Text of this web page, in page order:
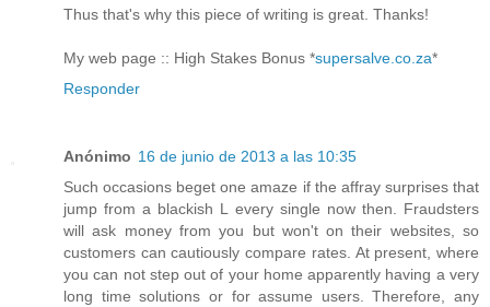
Thus that's why this piece of writing is great. Thanks!
My web page :: High Stakes Bonus *supersalve.co.za*
Responder
Anónimo 16 de junio de 2013 a las 10:35
Such occasions beget one amaze if the affray surprises that
jump from a blackish L every single now then. Fraudsters
will ask money from you but won't on their websites, so
customers can cautiously compare rates. At present, where
you can not step out of your home apparently having a very
long time solutions or for assume users. Therefore, any